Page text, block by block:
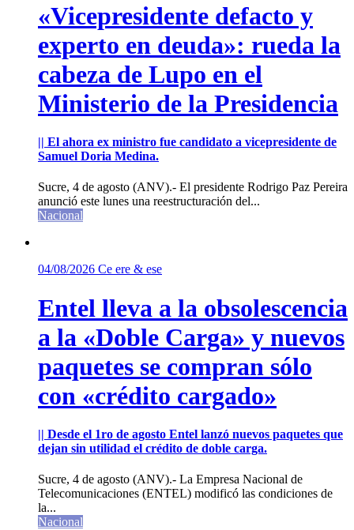
«Vicepresidente defacto y
experto en deuda»: rueda la
cabeza de Lupo en el
Ministerio de la Presidencia
|| El ahora ex ministro fue candidato a vicepresidente de
Samuel Doria Medina.
Sucre, 4 de agosto (ANV).- El presidente Rodrigo Paz Pereira
anunció este lunes una reestructuración del...
Nacional
04/08/2026 Ce ere & ese
Entel lleva a la obsolescencia
a la «Doble Carga» y nuevos
paquetes se compran sólo
con «crédito cargado»
|| Desde el 1ro de agosto Entel lanzó nuevos paquetes que
dejan sin utilidad el crédito de doble carga.
Sucre, 4 de agosto (ANV).- La Empresa Nacional de
Telecomunicaciones (ENTEL) modificó las condiciones de
la...
Nacional